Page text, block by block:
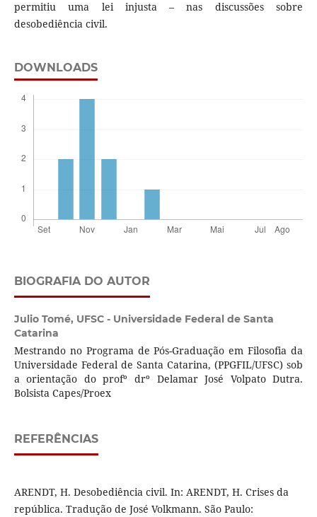
permitiu uma lei injusta – nas discussões sobre
desobediência civil.
DOWNLOADS
BIOGRAFIA DO AUTOR
Julio Tomé, UFSC - Universidade Federal de Santa
Catarina
Mestrando no Programa de Pós-Graduação em Filosofia da
Universidade Federal de Santa Catarina, (PPGFIL/UFSC) sob
a orientação do profº drº Delamar José Volpato Dutra.
Bolsista Capes/Proex
REFERÊNCIAS
ARENDT, H. Desobediência civil. In: ARENDT, H. Crises da
república. Tradução de José Volkmann. São Paulo: